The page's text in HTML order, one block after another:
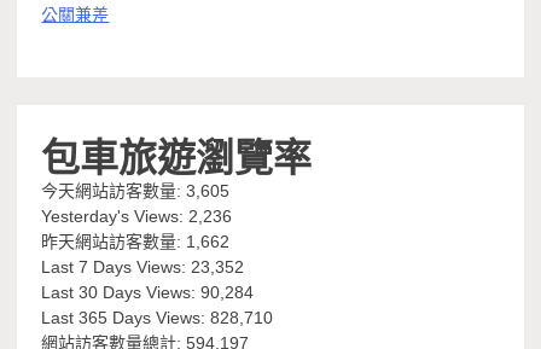
公關兼差
包車旅遊瀏覽率
今天網站訪客數量:3,605
Yesterday's Views: 2,236
昨天網站訪客數量: 1,662
Last 7 Days Views: 23,352
Last 30 Days Views:90,284
Last 365 Days Views:828,710
網站訪客數量總計:594,197